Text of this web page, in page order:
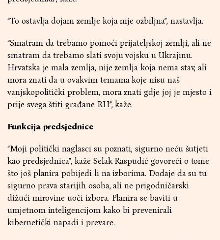
“To ostavlja dojam zemlje koja nije ozbiljna”, nastavlja.
“Smatram da trebamo pomoći prijateljskoj zemlji, ali ne
smatram da trebamo slati svoju vojsku u Ukrajinu.
Hrvatska je mala zemlja, nije zemlja koja nema stav, ali
mora znati da u ovakvim temama koje nisu naš
vanjskopolitički problem, mora znati gdje joj je mjesto i
prije svega štiti građane RH”, kaže.
Funkcija predsjednice
“Moji politički naglasci su poznati, sigurno neću šutjeti
kao predsjednica”, kaže Selak Raspudić govoreći o tome
što još planira pobijedi li na izborima. Dodaje da su tu
sigurno prava starijih osoba, ali ne prigodničarski
dižući mirovine uoči izbora. Planira se baviti u
umjetnom inteligencijom kako bi prevenirali
kibernetički napadi i prevare.